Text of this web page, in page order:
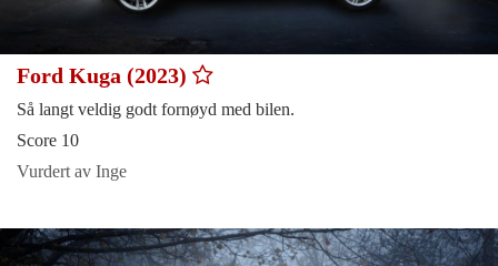
Ford Kuga (2023)
Så langt veldig godt fornøyd med bilen.
Score 10
Vurdert av Inge